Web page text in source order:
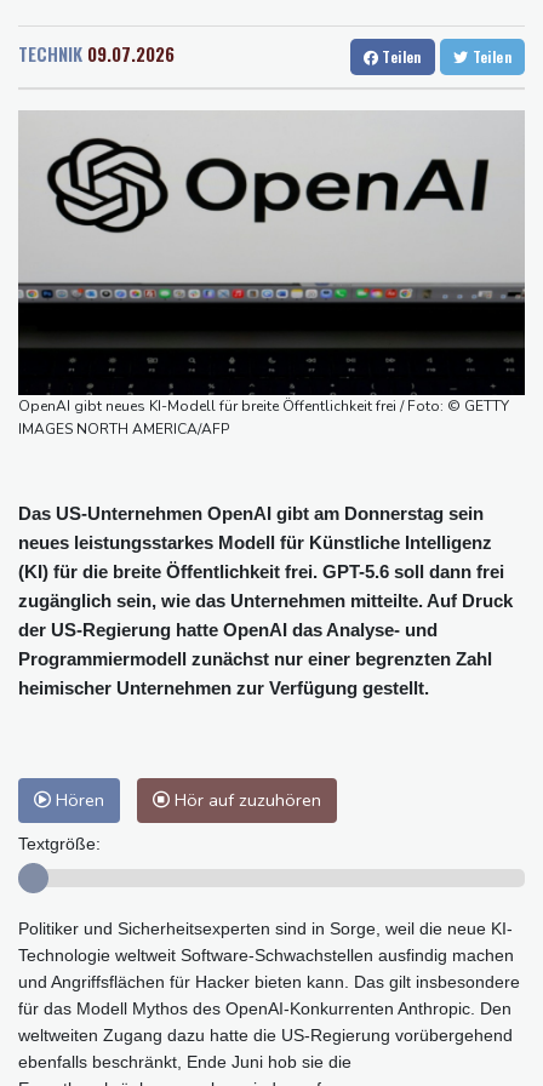
Dresden
26 °C Wien
30 °C
Baden-Baden
27 °C
"Steile Lernkurve": Kretschmann lobt Amtsführung von Merz
US-Unternehmen bauen im Juli Arbeitsplätze ab
Saudi-Arabien, Türkei und Pakistan schließen inmitten von Iran-
Krieg Verteidigungsabkommen
Polizei entdeckt Cannabisplantage mit mehr als 900 Pflanzen in
Kerpen - Festnahme
SUV-Markt
Falschvideo zu Merz-Rücktritt
TECHNIK 09.07.2026 Teilen Teilen
OpenAI gibt neues KI-Modell für breite Öffentlichkeit frei / Foto: © GETTY
IMAGES NORTH AMERICA/AFP
Das US-Unternehmen OpenAI gibt am Donnerstag sein
neues leistungsstarkes Modell für Künstliche Intelligenz
(KI) für die breite Öffentlichkeit frei. GPT-5.6 soll dann frei
zugänglich sein, wie das Unternehmen mitteilte. Auf Druck
der US-Regierung hatte OpenAI das Analyse- und
Programmiermodell zunächst nur einer begrenzten Zahl
heimischer Unternehmen zur Verfügung gestellt.
Hören Hör auf zuzuhören
Textgröße:
Politiker und Sicherheitsexperten sind in Sorge, weil die neue KI-
Technologie weltweit Software-Schwachstellen ausfindig machen
und Angriffsflächen für Hacker bieten kann. Das gilt insbesondere
für das Modell Mythos des OpenAI-Konkurrenten Anthropic. Den
weltweiten Zugang dazu hatte die US-Regierung vorübergehend
ebenfalls beschränkt, Ende Juni hob sie die